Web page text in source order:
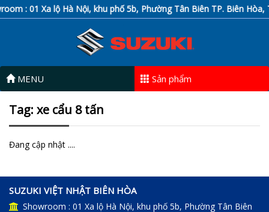
: 01 Xa lộ Hà Nội, khu phố 5b, Phường Tân Biên TP. Biên Hòa,
MENU Sản phẩm
Tag: xe cẩu 8 tấn
Đang cập nhật ....
SUZUKI VIỆT NHẬT BIÊN HÒA
Showroom : 01 Xa lộ Hà Nội, khu phố 5b, Phường Tân Biên